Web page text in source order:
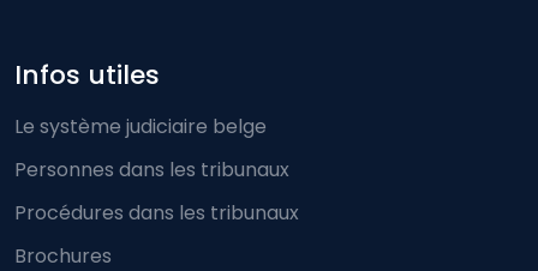
Infos utiles
Le système judiciaire belge
Personnes dans les tribunaux
Procédures dans les tribunaux
Brochures